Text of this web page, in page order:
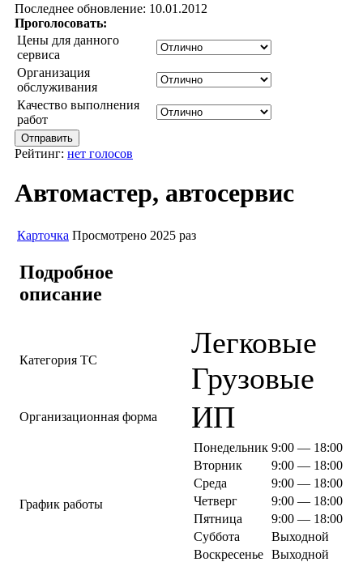
Последнее обновление: 10.01.2012
Проголосовать:
Цены для данного
сервиса
Организация
обслуживания
Качество выполнения
работ
Рейтинг: нет голосов
Автомастер, автосервис
Карточка Просмотрено 2025 раз
Подробное
описание
Категория ТС
Легковые
Грузовые
Организационная форма ИП
График работы
Понедельник 9:00 — 18:00
Вторник
9:00 — 18:00
Среда
9:00 — 18:00
Четверг
9:00 — 18:00
Пятница
9:00 — 18:00
Суббота
Выходной
Воскресенье Выходной